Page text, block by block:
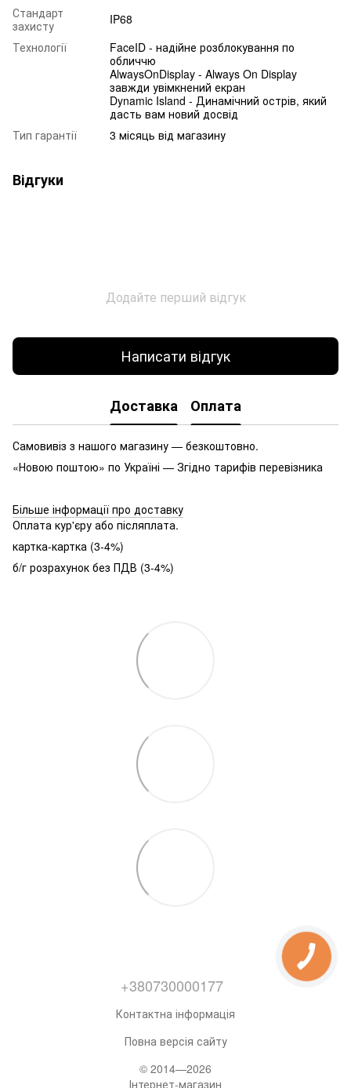
Стандарт
захисту
IP68
Технології
FaceID - надійне розблокування по
обличчю
AlwaysOnDisplay - Always On Display
завжди увімкнений екран
Dynamic Island - Динамічний острів, який
дасть вам новий досвід
Тип гарантії
3 місяць від магазину
Відгуки
Додайте перший відгук
Написати відгук
Доставка Оплата
Самовивіз з нашого магазину — безкоштовно.
«Новою поштою» по Україні — Згідно тарифів перевізника
Більше інформації про доставку
Оплата кур'єру або післяплата.
картка-картка (3-4%)
б/г розрахунок без ПДВ (3-4%)
+380730000177
Контактна інформація
Повна версія сайту
© 2014—2026
Інтернет-магазин